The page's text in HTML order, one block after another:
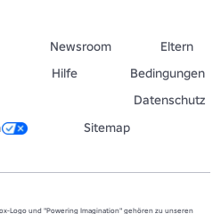
Newsroom
Eltern
Hilfe
Bedingungen
Datenschutz
Sitemap
Logo und "Powering Imagination" gehören zu unseren